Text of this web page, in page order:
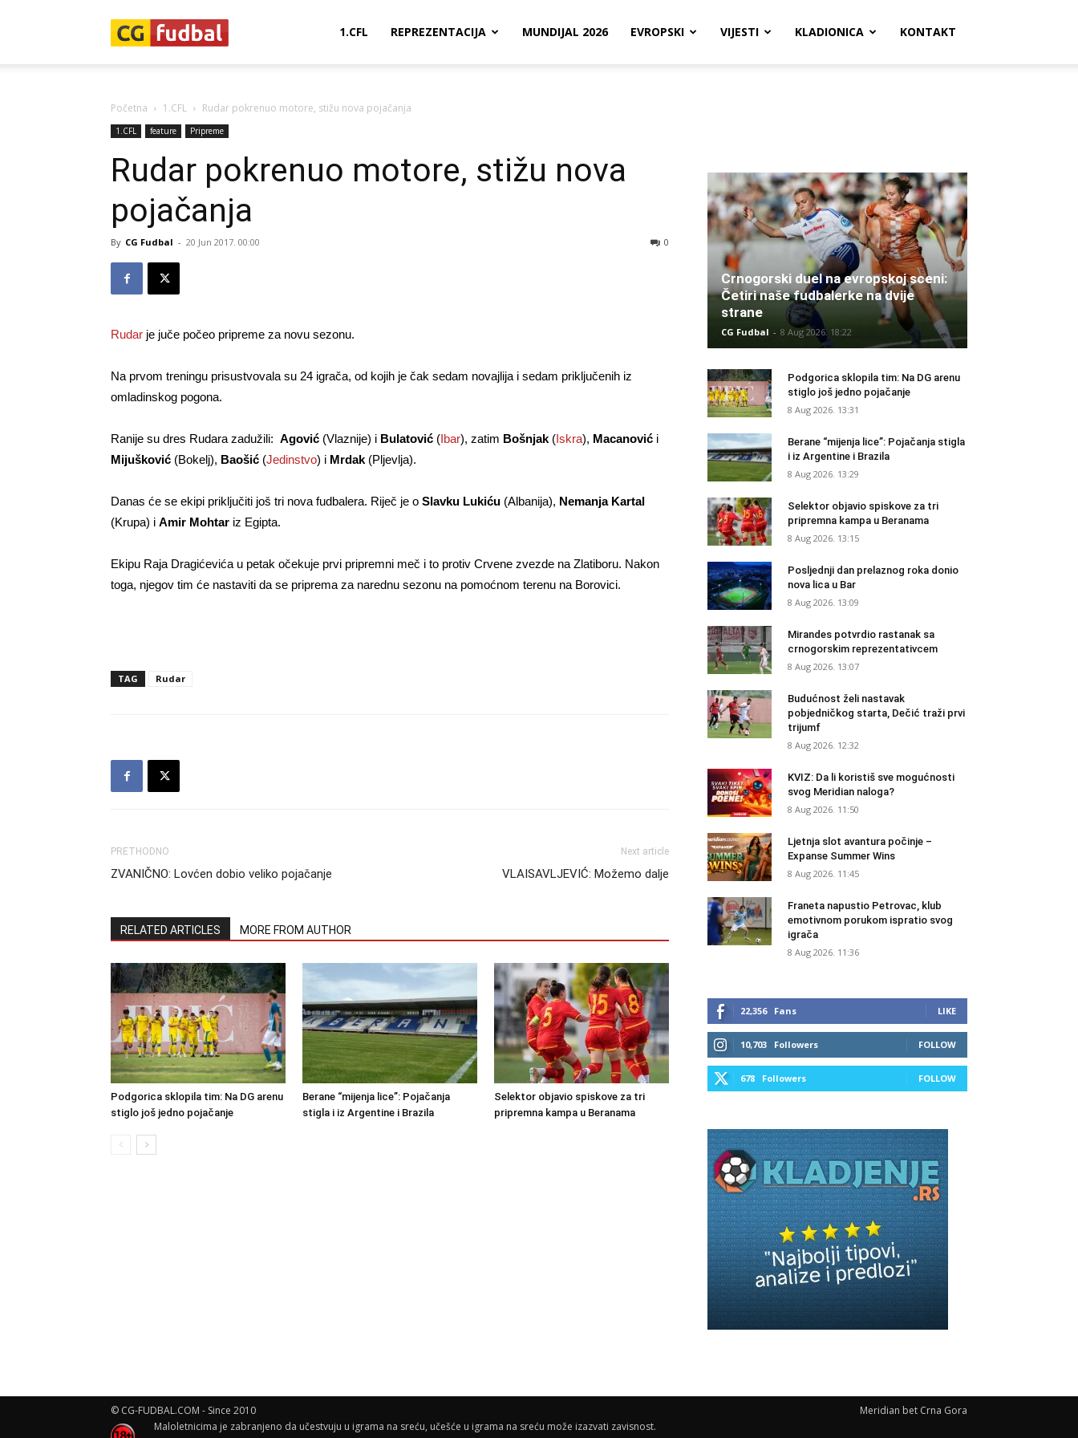
1.CFL REPREZENTACIJA MUNDIJAL 2026 EVROPSKI VIJESTI KLADIONICA KONTAKT
Početna 1.CFL Rudar pokrenuo motore, stižu nova pojačanja
1.CFL feature Pripreme
Rudar pokrenuo motore, stižu nova
pojačanja
By CG Fudbal - 20 Jun 2017. 00:00 0
Rudar je juče počeo pripreme za novu sezonu.
Na prvom treningu prisustvovala su 24 igrača, od kojih je čak sedam novajlija i sedam priključenih iz
omladinskog pogona.
Ranije su dres Rudara zadužili: Agović (Vlaznije) i Bulatović (Ibar), zatim Bošnjak (Iskra), Macanović i
Mijušković (Bokelj), Baošić (Jedinstvo) i Mrdak (Pljevlja).
Danas će se ekipi priključiti još tri nova fudbalera. Riječ je o Slavku Lukiću (Albanija), Nemanja Kartal
(Krupa) i Amir Mohtar iz Egipta.
Ekipu Raja Dragićevića u petak očekuje prvi pripremni meč i to protiv Crvene zvezde na Zlatiboru. Nakon
toga, njegov tim će nastaviti da se priprema za narednu sezonu na pomoćnom terenu na Borovici.
TAG Rudar
PRETHODNO
ZVANIČNO: Lovćen dobio veliko pojačanje
Next article
VLAISAVLJEVIĆ: Možemo dalje
RELATED ARTICLES MORE FROM AUTHOR
Podgorica sklopila tim: Na DG arenu
stiglo još jedno pojačanje
Berane “mijenja lice”: Pojačanja
stigla i iz Argentine i Brazila
Selektor objavio spiskove za tri
pripremna kampa u Beranama
Crnogorski duel na evropskoj sceni:
Četiri naše fudbalerke na dvije
strane
CG Fudbal - 8 Aug 2026. 18:22
Podgorica sklopila tim: Na DG arenu
stiglo još jedno pojačanje
8 Aug 2026. 13:31
Berane “mijenja lice”: Pojačanja stigla
i iz Argentine i Brazila
8 Aug 2026. 13:29
Selektor objavio spiskove za tri
pripremna kampa u Beranama
8 Aug 2026. 13:15
Posljednji dan prelaznog roka donio
nova lica u Bar
8 Aug 2026. 13:09
Mirandes potvrdio rastanak sa
crnogorskim reprezentativcem
8 Aug 2026. 13:07
Budućnost želi nastavak
pobjedničkog starta, Dečić traži prvi
trijumf
8 Aug 2026. 12:32
KVIZ: Da li koristiš sve mogućnosti
svog Meridian naloga?
8 Aug 2026. 11:50
Ljetnja slot avantura počinje –
Expanse Summer Wins
8 Aug 2026. 11:45
Franeta napustio Petrovac, klub
emotivnom porukom ispratio svog
igrača
8 Aug 2026. 11:36
22,356 Fans LIKE
10,703 Followers FOLLOW
678 Followers FOLLOW
Meridian bet Crna Gora
© CG-FUDBAL.COM - Since 2010
Maloletnicima je zabranjeno da učestvuju u igrama na sreću, učešće u igrama na sreću može izazvati zavisnost.